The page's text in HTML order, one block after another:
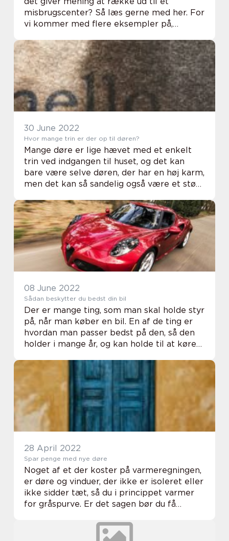
misbrugscenter? Så læs gerne med her. For
vi kommer med flere eksempler på,
vælge at tage hen. Tidspunkter hvor du bør
opsøge et mi...
30 June 2022
Hvor mange trin er der op til døren?
Mange døre er lige hævet med et enkelt
trin ved indgangen til huset, og det kan
bare være selve døren, der har en høj karm,
men det kan så sandelig også være et støbt
denne lille opgang. Selvfølgelig kan trine...
08 June 2022
Sådan beskytter du bedst din bil
Der er mange ting, som man skal holde styr
på, når man køber en bil. En af de ting er
hvordan man passer bedst på den, så den
holder i mange år, og kan holde til at køre
vi komme ind på to ting, som du ikke...
28 April 2022
Spar penge med nye døre
Noget af et der koster på varmeregningen,
er døre og vinduer, der ikke er isoleret eller
ikke sidder tæt, så du i princippet varmer
for gråspurve. Er det sagen bør du få
fordel få råd og vejledning af din tø...